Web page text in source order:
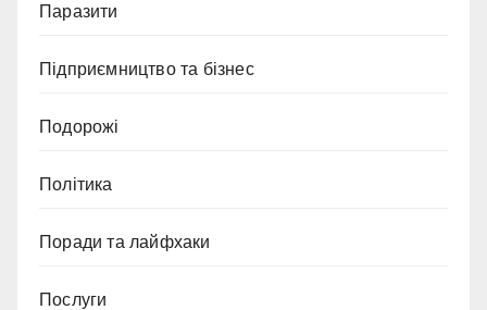
Паразити
Підприємництво та бізнес
Подорожі
Політика
Поради та лайфхаки
Послуги